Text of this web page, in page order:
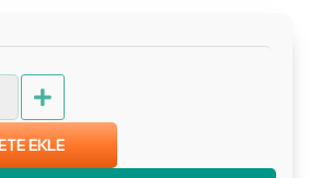
EKLE